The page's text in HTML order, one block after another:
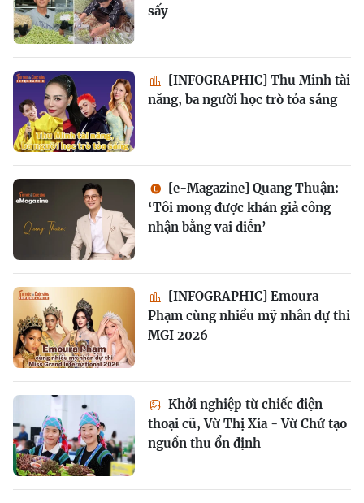
sấy
[INFOGRAPHIC] Thu Minh tài
năng, ba người học trò tỏa sáng
[e-Magazine] Quang Thuận:
‘Tôi mong được khán giả công
nhận bằng vai diễn’
[INFOGRAPHIC] Emoura
Phạm cùng nhiều mỹ nhân dự thi
MGI 2026
Khởi nghiệp từ chiếc điện
thoại cũ, Vừ Thị Xia - Vừ Chứ tạo
nguồn thu ổn định